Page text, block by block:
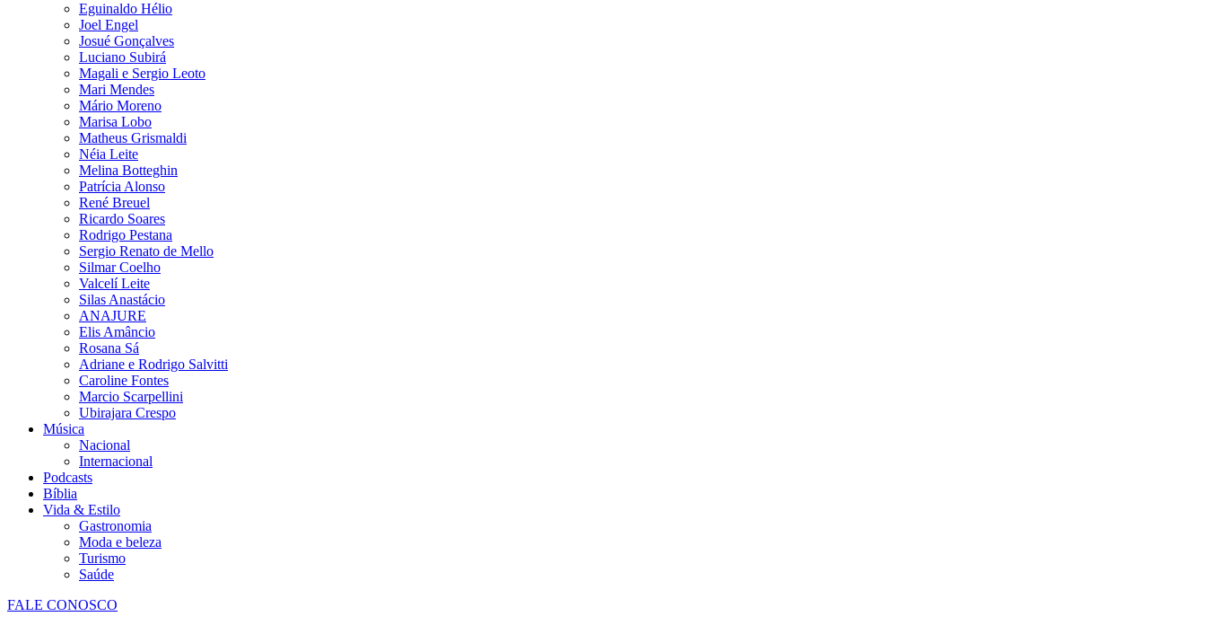
Eguinaldo Hélio
Joel Engel
Josué Gonçalves
Luciano Subirá
Magali e Sergio Leoto
Mari Mendes
Mário Moreno
Marisa Lobo
Matheus Grismaldi
Néia Leite
Melina Botteghin
Patrícia Alonso
René Breuel
Ricardo Soares
Rodrigo Pestana
Sergio Renato de Mello
Silmar Coelho
Valcelí Leite
Silas Anastácio
ANAJURE
Elis Amâncio
Rosana Sá
Adriane e Rodrigo Salvitti
Caroline Fontes
Marcio Scarpellini
Ubirajara Crespo
Música
Nacional
Internacional
Podcasts
Bíblia
Vida & Estilo
Gastronomia
Moda e beleza
Turismo
Saúde
FALE CONOSCO